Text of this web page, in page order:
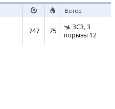
Ветер
747 75 ЗСЗ, 3
порывы 12